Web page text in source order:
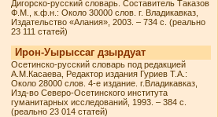
Дигорско-русский словарь. Составитель Таказов
Ф.М., к.ф.н.: Около 30000 слов. г. Владикавказ,
Издательство «Алания», 2003. – 734 с. (реально
23 111 статей)
Ирон-Уырыссаг дзырдуат
Осетинско-русский словарь под редакцией
А.М.Касаева, Редактор издания Гуриев Т.А.:
Около 28000 слов. 4-е издание. г.Владикавказ,
Изд-во Северо-Осетинского института
гуманитарных исследований, 1993. – 384 с.
(реально 23 014 статей)